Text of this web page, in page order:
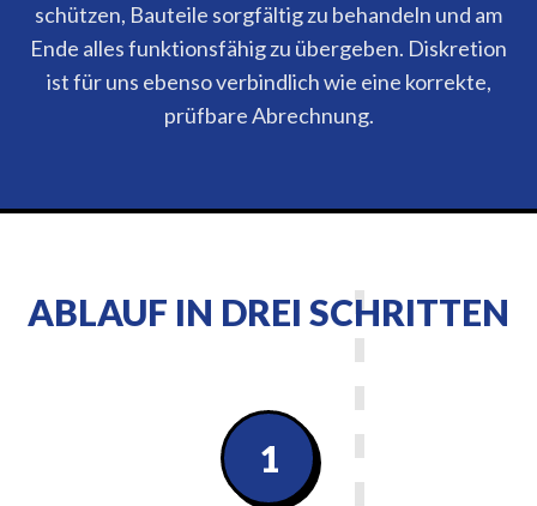
schützen, Bauteile sorgfältig zu behandeln und am
Ende alles funktionsfähig zu übergeben. Diskretion
ist für uns ebenso verbindlich wie eine korrekte,
prüfbare Abrechnung.
ABLAUF IN DREI SCHRITTEN
1